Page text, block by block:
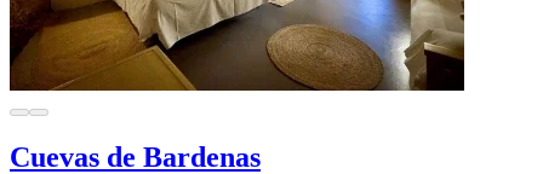
Cuevas de Bardenas